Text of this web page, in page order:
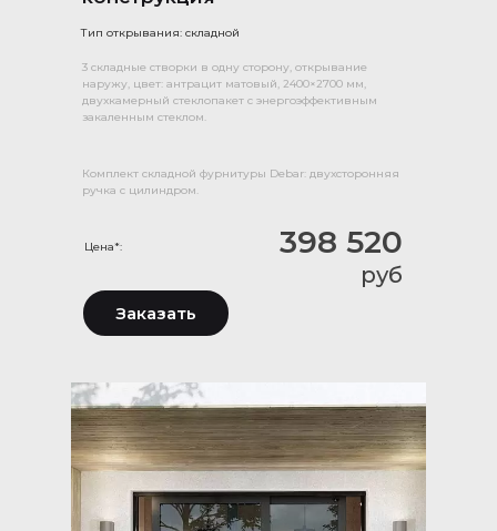
398 520
руб
Тип открывания: складной
3 складные створки в одну сторону, открывание
наружу, цвет: антрацит матовый, 2400×2700 мм,
двухкамерный стеклопакет с энергоэффективным
закаленным стеклом.
Комплект складной фурнитуры Debar: двухсторонняя
ручка с цилиндром.
Цена*:
Заказать